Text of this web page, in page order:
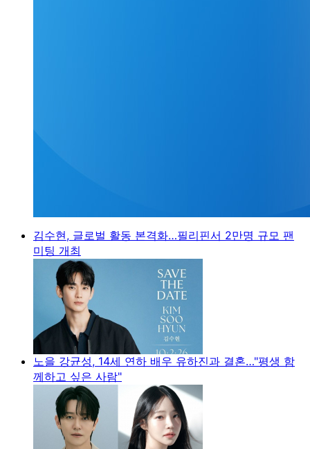
김수현, 글로벌 활동 본격화…필리핀서 2만명 규모 팬
미팅 개최
노을 강균성, 14세 연하 배우 유하진과 결혼…"평생 함
께하고 싶은 사람"